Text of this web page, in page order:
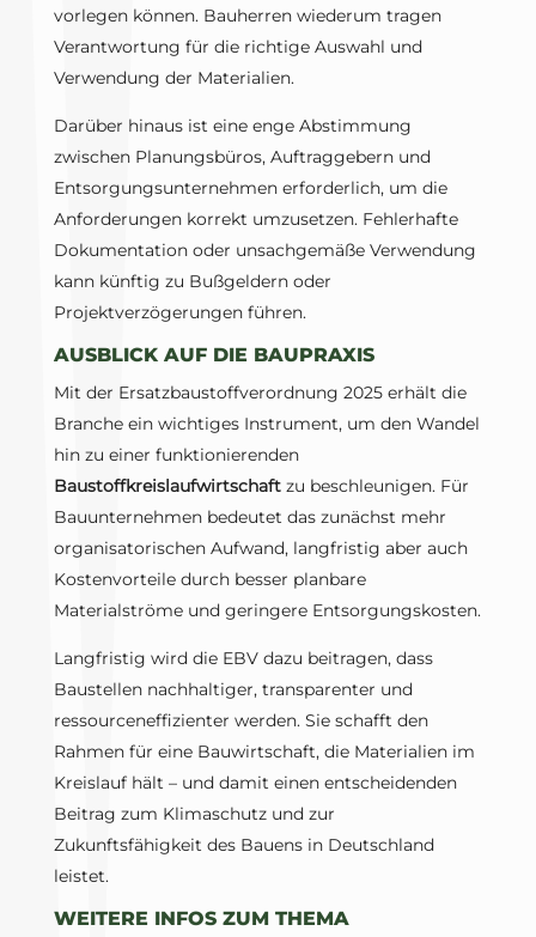
vorlegen können. Bauherren wiederum tragen
Verantwortung für die richtige Auswahl und
Verwendung der Materialien.
Darüber hinaus ist eine enge Abstimmung
zwischen Planungsbüros, Auftraggebern und
Entsorgungsunternehmen erforderlich, um die
Anforderungen korrekt umzusetzen. Fehlerhafte
Dokumentation oder unsachgemäße Verwendung
kann künftig zu Bußgeldern oder
Projektverzögerungen führen.
AUSBLICK AUF DIE BAUPRAXIS
Mit der Ersatzbaustoffverordnung 2025 erhält die
Branche ein wichtiges Instrument, um den Wandel
hin zu einer funktionierenden
Baustoffkreislaufwirtschaftzu beschleunigen. Für
Bauunternehmen bedeutet das zunächst mehr
organisatorischen Aufwand, langfristig aber auch
Kostenvorteile durch besser planbare
Materialströme und geringere Entsorgungskosten.
Langfristig wird die EBV dazu beitragen, dass
Baustellen nachhaltiger, transparenter und
ressourceneffizienter werden. Sie schafft den
Rahmen für eine Bauwirtschaft, die Materialien im
Kreislauf hält – und damit einen entscheidenden
Beitrag zum Klimaschutz und zur
Zukunftsfähigkeit des Bauens in Deutschland
leistet.
WEITERE INFOS ZUM THEMA